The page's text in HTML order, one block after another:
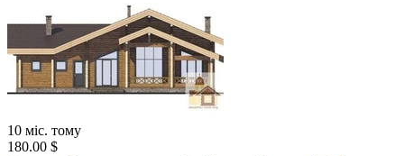
10 міс. тому
180.00 $